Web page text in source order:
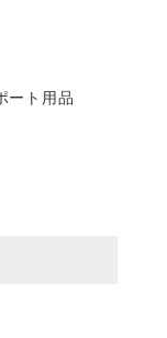
ート用品